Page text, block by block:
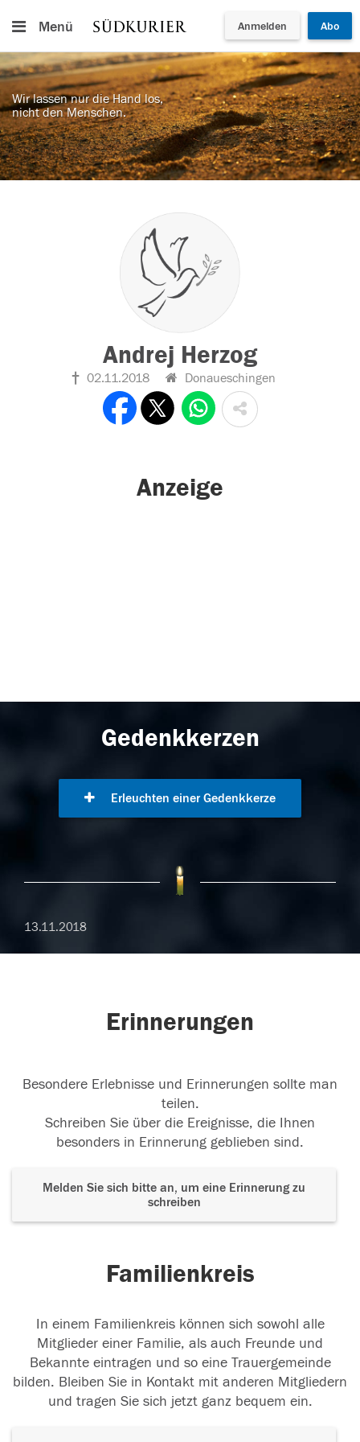
Menü Anmelden Abo
Wir lassen nur die Hand los,
nicht den Menschen.
Andrej Herzog
02.11.2018 Donaueschingen
Anzeige
Gedenkkerzen
Erleuchten einer Gedenkkerze
13.11.2018
Erinnerungen
Besondere Erlebnisse und Erinnerungen sollte man
teilen.
Schreiben Sie über die Ereignisse, die Ihnen
besonders in Erinnerung geblieben sind.
Melden Sie sich bitte an, um eine Erinnerung zu
schreiben
Familienkreis
In einem Familienkreis können sich sowohl alle
Mitglieder einer Familie, als auch Freunde und
Bekannte eintragen und so eine Trauergemeinde
bilden. Bleiben Sie in Kontakt mit anderen Mitgliedern
und tragen Sie sich jetzt ganz bequem ein.